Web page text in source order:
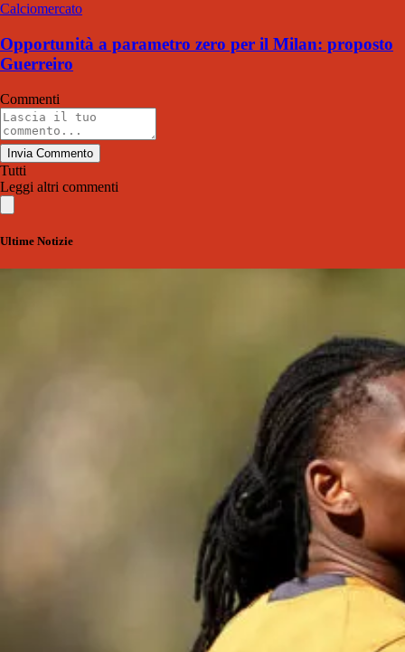
Calciomercato
Opportunità a parametro zero per il Milan: proposto
Guerreiro
Commenti
Invia Commento
Tutti
Leggi altri commenti
Ultime Notizie